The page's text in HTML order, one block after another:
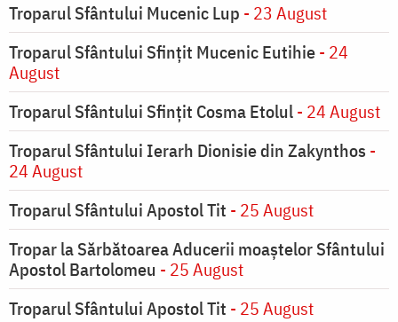
Troparul Sfântului Mucenic Lup - 23 August
Troparul Sfântului Sfinţit Mucenic Eutihie- 24
August
Troparul Sfântului Sfinţit Cosma Etolul- 24 August
Troparul Sfântului Ierarh Dionisie din Zakynthos -
24 August
Troparul Sfântului Apostol Tit - 25 August
Tropar la Sărbătoarea Aducerii moaştelor Sfântului
Apostol Bartolomeu - 25 August
Troparul Sfântului Apostol Tit - 25 August